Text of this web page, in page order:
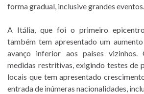
forma gradual, inclusive grandes eventos.
A Itália, que foi o primeiro
também tem apresentado um
avanço inferior aos países
medidas restritivas, exigindo testes de
locais que tem apresentado
entrada de inúmeras nacionalidades,